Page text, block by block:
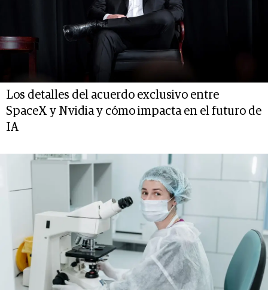
Los detalles del acuerdo exclusivo entre
SpaceX y Nvidia y cómo impacta en el futuro de
IA